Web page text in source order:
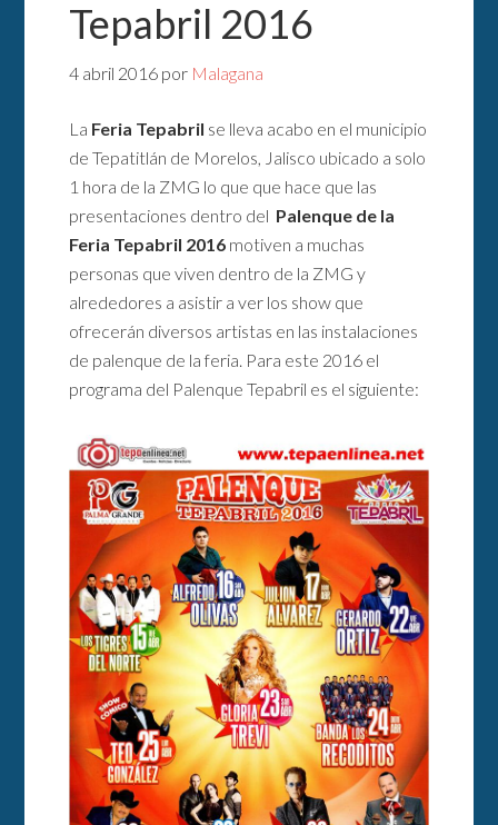
Tepabril 2016
4 abril 2016 por Malagana
La Feria Tepabril se lleva acabo en el municipio
de Tepatitlán de Morelos, Jalisco ubicado a solo
1 hora de la ZMG lo que que hace que las
presentaciones dentro del Palenque de la
Feria Tepabril 2016 motiven a muchas
personas que viven dentro de la ZMG y
alrededores a asistir a ver los show que
ofrecerán diversos artistas en las instalaciones
de palenque de la feria. Para este 2016 el
programa del Palenque Tepabril es el siguiente: